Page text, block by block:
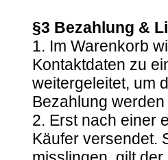
§3 Bezahlung &
1. Im Warenkorb
Kontaktdaten zu
weitergeleitet, um
Bezahlung
2. Erst nach einer
Käufer versendet.